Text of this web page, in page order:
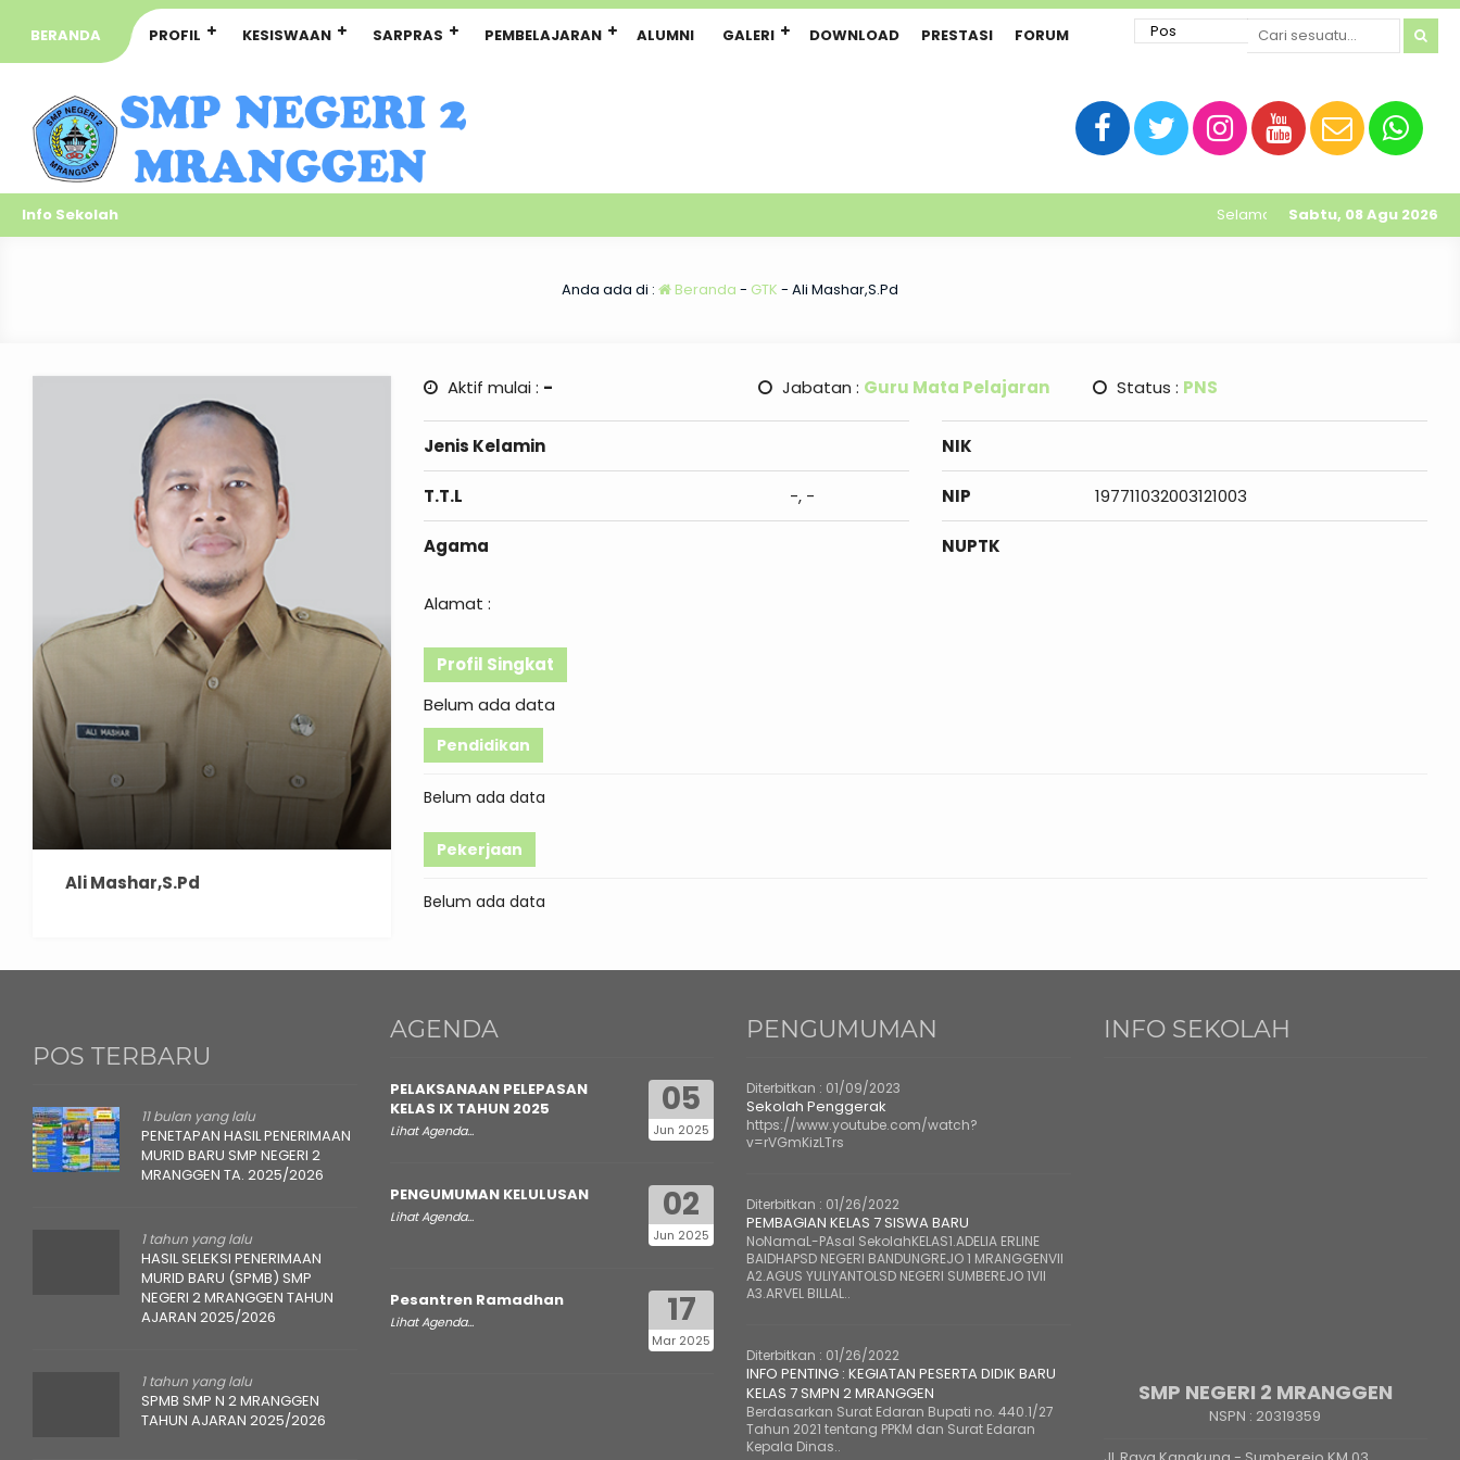
BERANDA PROFIL KESISWAAN SARPRAS PEMBELAJARAN ALUMNI GALERI DOWNLOAD PRESTASI FORUM
Info Sekolah Sabtu, 08 Agu 2026
Selamat datang di website resmi
Anda ada di : Beranda - GTK - Ali Mashar,S.Pd
Ali Mashar,S.Pd
Aktif mulai : - Jabatan : Guru Mata Pelajaran Status : PNS
Jenis Kelamin
T.T.L -, -
Agama
NIK
NIP 197711032003121003
NUPTK
Alamat :
Profil Singkat
Belum ada data
Pendidikan
Belum ada data
Pekerjaan
Belum ada data
POS TERBARU
11 bulan yang lalu
PENETAPAN HASIL PENERIMAAN
MURID BARU SMP NEGERI 2
MRANGGEN TA. 2025/2026
1 tahun yang lalu
HASIL SELEKSI PENERIMAAN
MURID BARU (SPMB) SMP
NEGERI 2 MRANGGEN TAHUN
AJARAN 2025/2026
1 tahun yang lalu
SPMB SMP N 2 MRANGGEN
TAHUN AJARAN 2025/2026
AGENDA
05
Jun 2025
PELAKSANAAN PELEPASAN
KELAS IX TAHUN 2025
Lihat Agenda...
02
Jun 2025
PENGUMUMAN KELULUSAN
Lihat Agenda...
17
Mar 2025
Pesantren Ramadhan
Lihat Agenda...
PENGUMUMAN
Diterbitkan : 01/09/2023
Sekolah Penggerak
https://www.youtube.com/watch?
v=rVGmKizLTrs
Diterbitkan : 01/26/2022
PEMBAGIAN KELAS 7 SISWA BARU
NoNamaL-PAsal SekolahKELAS1.ADELIA ERLINE
BAIDHAPSD NEGERI BANDUNGREJO 1 MRANGGENVII
A2.AGUS YULIYANTOLSD NEGERI SUMBEREJO 1VII
A3.ARVEL BILLAL..
Diterbitkan : 01/26/2022
INFO PENTING : KEGIATAN PESERTA DIDIK BARU
KELAS 7 SMPN 2 MRANGGEN
Berdasarkan Surat Edaran Bupati no. 440.1/27
Tahun 2021 tentang PPKM dan Surat Edaran
Kepala Dinas..
INFO SEKOLAH
SMP NEGERI 2 MRANGGEN
NSPN : 20319359